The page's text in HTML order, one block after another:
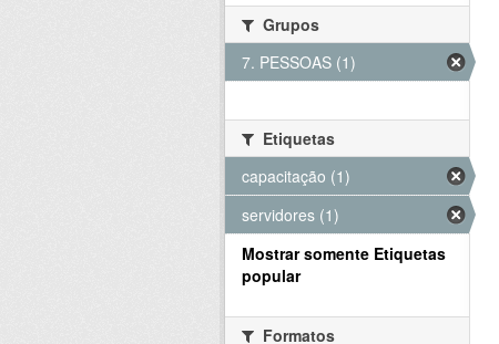
Grupos
7. PESSOAS (1)
Etiquetas
capacitação (1)
servidores (1)
Mostrar somente Etiquetas
popular
Formatos